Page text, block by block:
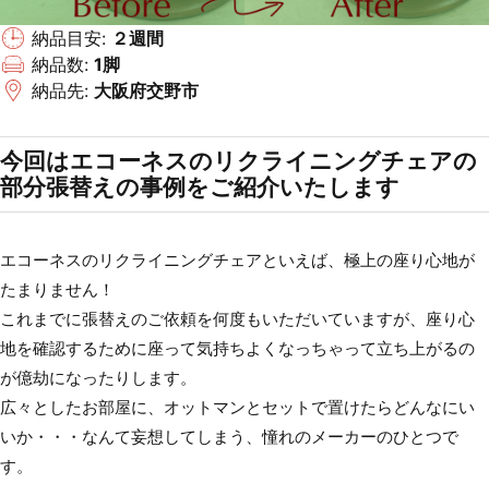
納品目安: ２週間
納品数: 1脚
納品先: 大阪府交野市
今回はエコーネスのリクライニングチェアの
部分張替えの事例をご紹介いたします
エコーネスのリクライニングチェアといえば、極上の座り心地が
たまりません！
これまでに張替えのご依頼を何度もいただいていますが、座り心
地を確認するために座って気持ちよくなっちゃって立ち上がるの
が億劫になったりします。
広々としたお部屋に、オットマンとセットで置けたらどんなにい
いか・・・なんて妄想してしまう、憧れのメーカーのひとつで
す。